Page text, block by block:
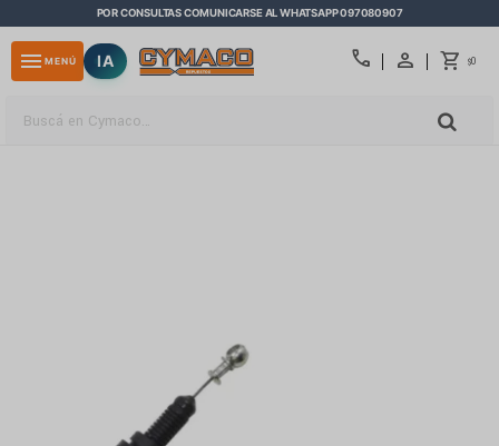
POR CONSULTAS COMUNICARSE AL WHATSAPP 097080907
call $0
menu MENÚ IA
close